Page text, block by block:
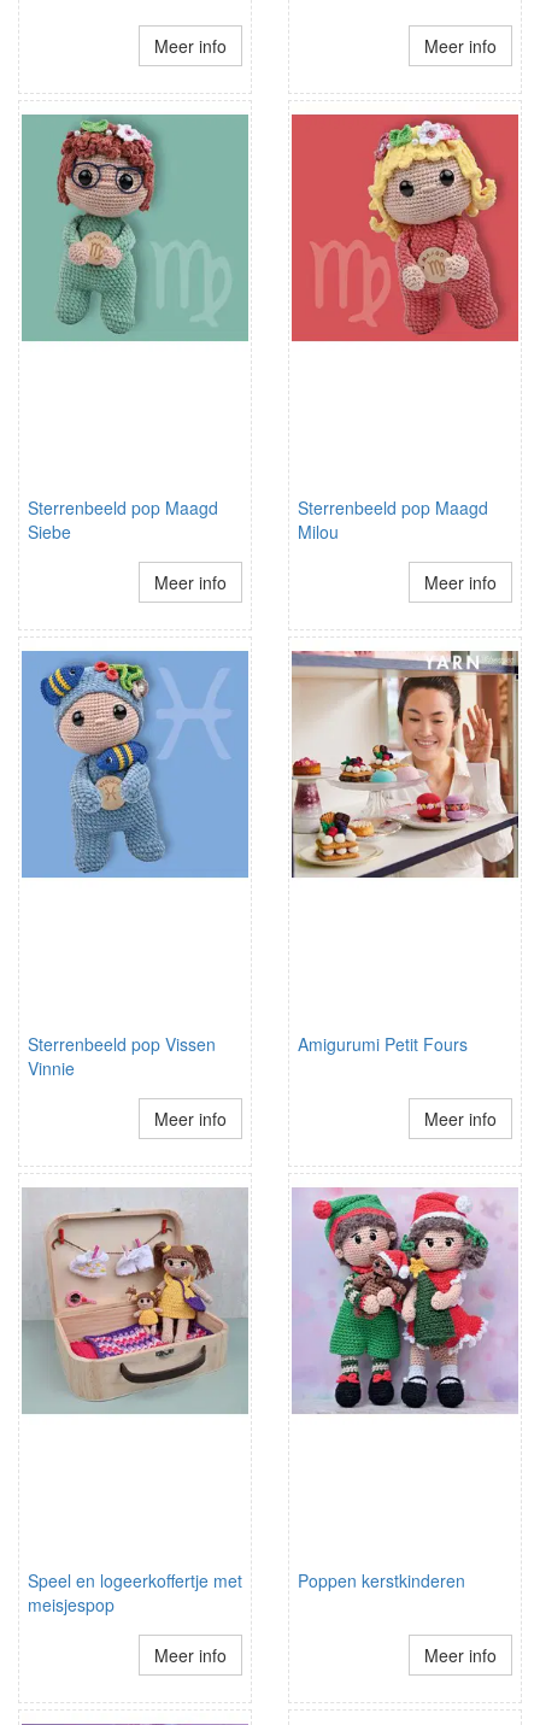
Meer info Meer info
Sterrenbeeld pop Maagd
Siebe
Meer info
Sterrenbeeld pop Maagd
Milou
Meer info
Sterrenbeeld pop Vissen
Vinnie
Meer info
Amigurumi Petit Fours
Meer info
Speel en logeerkoffertje met
meisjespop
Meer info
Poppen kerstkinderen
Meer info